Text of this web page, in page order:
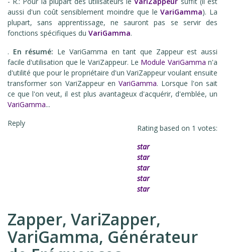
aussi d'un coût sensiblement moindre que leVariGamma). La
plupart, sans apprentissage, ne sauront pas se servir des
fonctions spécifiques du VariGamma.
. En résumé: Le VariGamma en tant que Zappeur est aussi
facile d'utilisation que le VariZappeur. Le Module VariGamma n'a
d'utilité que pour le propriétaire d'un VariZappeur voulant ensuite
transformer son VariZappeur enVariGamma. Lorsque l'on sait
ce que l'on veut, il est plus avantageux d'acquérir, d'emblée, un
VariGamma...
Rating based on 1 votes:
star
star
star
star
star
Reply
Zapper, VariZapper,
VariGamma, Générateur